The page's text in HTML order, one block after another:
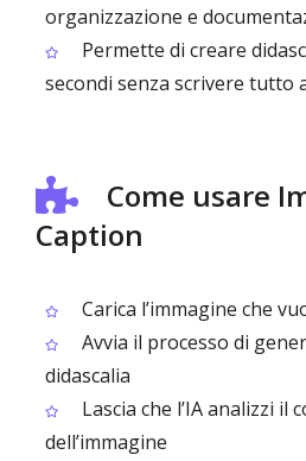
organizzazione e
Permette di creare
secondi senza scrivere tutto
Come usare
Caption
Carica l’immagine che
Avvia il processo di
didascalia
Lascia che l’IA analizzi il
dell’immagine